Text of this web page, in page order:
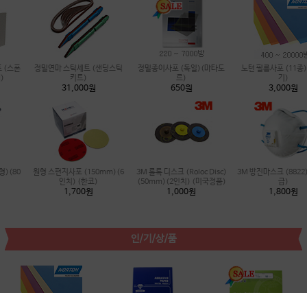
정밀종이사포 (독일)(마타도
650원
노턴 필름사포 (11종)(A4크
녹제거 지우개(일본) (3종선
6,500원
3M 롤록 디스크 (Roloc Disc)
(50mm)(2인치) (미국정품)
1,000원
3M 방진마스크 (8822)(방진1
급)
1,800원
3M 컴파운드(4종류) (Comp
17,000원
인/기/상/품